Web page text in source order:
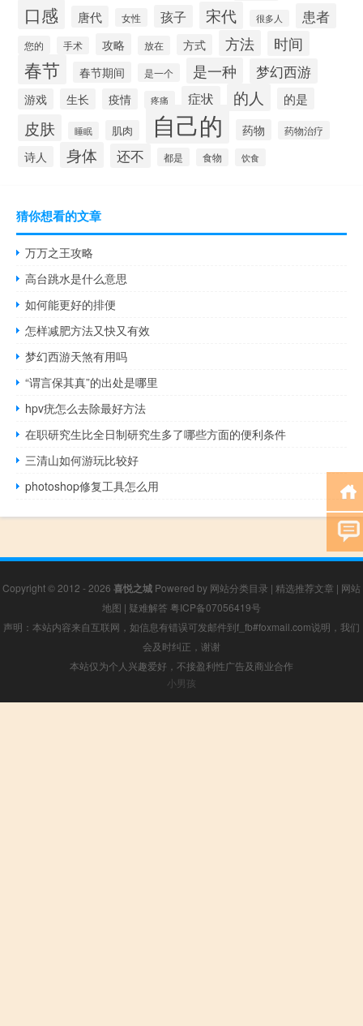
口感 唐代 女性 孩子 宋代 很多人 患者
您的 手术 攻略 放在 方式 方法 时间
春节 春节期间 是一个 是一种 梦幻西游
游戏 生长 疫情 疼痛 症状 的人 的是
皮肤 睡眠 肌肉 自己的 药物 药物治疗
诗人 身体 还不 都是 食物 饮食
猜你想看的文章
万万之王攻略
高台跳水是什么意思
如何能更好的排便
怎样减肥方法又快又有效
梦幻西游天煞有用吗
“谓言保其真”的出处是哪里
hpv疣怎么去除最好方法
在职研究生比全日制研究生多了哪些方面的便利条件
三清山如何游玩比较好
photoshop修复工具怎么用
Copyright © 2012 - 2026 喜悦之城 Powered by 网站分类目录 | 精选推荐文章 | 网站
地图 | 疑难解答 粤ICP备07056419号
声明：本站内容来自互联网，如信息有错误可发邮件到f_fb#foxmail.com说明，我们
会及时纠正，谢谢
本站仅为个人兴趣爱好，不接盈利性广告及商业合作
小男孩